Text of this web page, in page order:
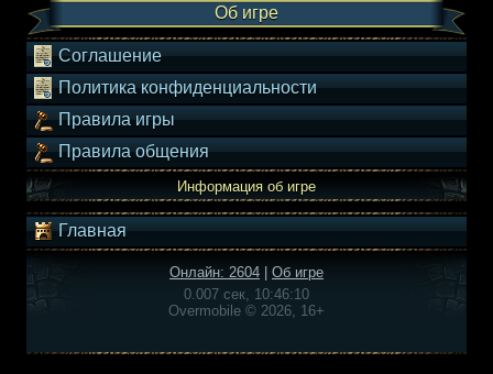
Об игре
Соглашение
Политика конфиденциальности
Правила игры
Правила общения
Информация об игре
Главная
Онлайн: 2604
Об игре
0.007 сек, 10:46:10
Overmobile © 2026, 16+